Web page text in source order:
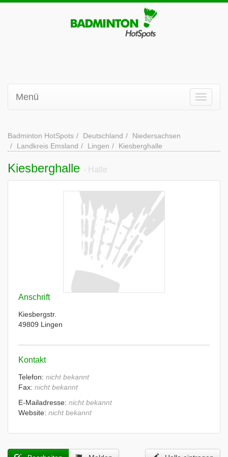
Menü
Badminton HotSpots Deutschland
Niedersachsen
Landkreis Emsland
Lingen Kiesberghalle
Kiesberghalle - Halle
Anschrift
Kiesbergstr.
49809 Lingen
Kontakt
Telefon: nicht bekannt
Fax: nicht bekannt
E-Mailadresse: nicht bekannt
Website: nicht bekannt